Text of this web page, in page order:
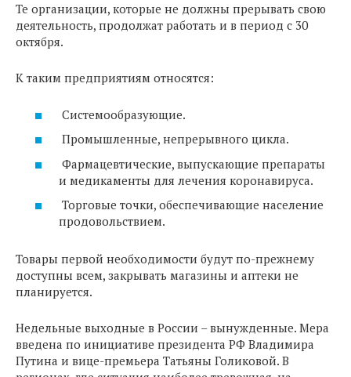
Те организации, которые не должны прерывать свою
деятельность, продолжат работать и в период с 30
октября.
К таким предприятиям относятся:
Системообразующие.
Промышленные, непрерывного цикла.
Фармацевтические, выпускающие препараты
и медикаменты для лечения коронавируса.
Торговые точки, обеспечивающие население
продовольствием.
Товары первой необходимости будут по-прежнему
доступны всем, закрывать магазины и аптеки не
планируется.
Недельные выходные в России – вынужденные. Мера
введена по инициативе президента РФ Владимира
Путина и вице-премьера Татьяны Голиковой. В